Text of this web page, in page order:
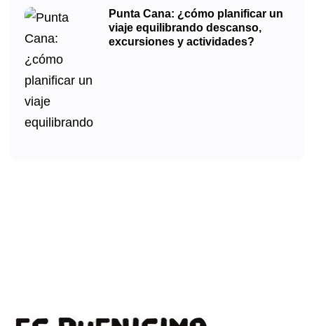
Punta Cana: ¿cómo planificar un
viaje equilibrando descanso,
excursiones y actividades?